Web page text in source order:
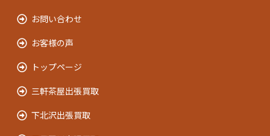
お問い合わせ
お客様の声
トップページ
三軒茶屋出張買取
下北沢出張買取